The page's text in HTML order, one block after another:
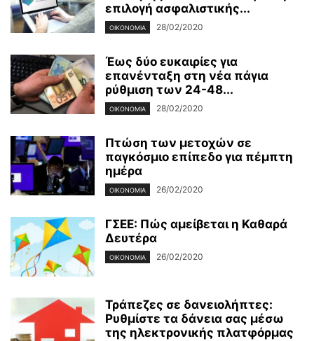
επιλογή ασφαλιστικής...
ΟΙΚΟΝΟΜΊΑ 28/02/2020
Έως δύο ευκαιρίες για
επανένταξη στη νέα πάγια
ρύθμιση των 24-48...
ΟΙΚΟΝΟΜΊΑ 28/02/2020
Πτώση των μετοχών σε
παγκόσμιο επίπεδο για πέμπτη
ημέρα
ΟΙΚΟΝΟΜΊΑ 26/02/2020
ΓΣΕΕ: Πώς αμείβεται η Καθαρά
Δευτέρα
ΟΙΚΟΝΟΜΊΑ 26/02/2020
Τράπεζες σε δανειολήπτες:
Ρυθμίστε τα δάνεια σας μέσω
της ηλεκτρονικής πλατφόρμας